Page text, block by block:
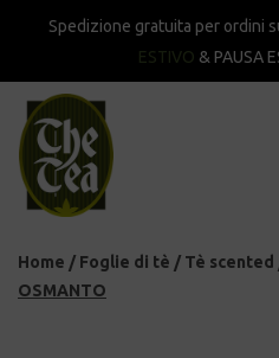
Spedizione gratuita per ordini
ESTIVO & PAUSA
Home / Foglie di tè / Tè scented
OSMANTO